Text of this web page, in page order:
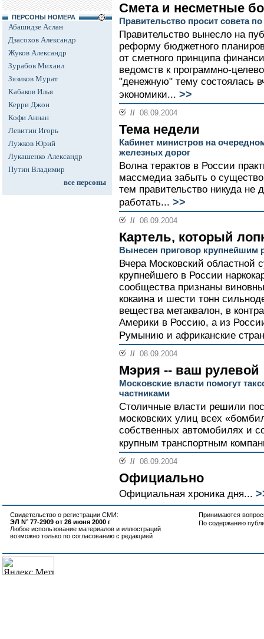
ПЕРСОНЫ НОМЕРА
Абашидзе Аслан
Дзасохов Александр
Жуков Александр
Зурабов Михаил
Зязиков Мурат
Кабаков Илья
Керри Джон
Кофи Аннан
Левитин Игорь
Лужков Юрий
Лукашенко Александр
Путин Владимир
все персоны
Смета и несметные
Правительство просит совета
Правительство вынесло на
реформу бюджетного
от сметного принципа
ведомств к программно-
"денежную" тему состоялась
экономики... >>
// 08.09.2004
Тема недели
Кабинет министров на
железных дорог
Волна терактов в России
массмедиа забыть о
тем правительство никуда не
работать... >>
// 08.09.2004
Картель, который
Вынесен приговор крупнейшим
Вчера Московский областной
крупнейшего в России
сообщества признаны
кокаина и шести тонн
вещества метаквалон, в
Америки в Россию, а из
Румынию и африканские
// 08.09.2004
Мэрия -- ваш рулевой
Московские власти помогут
частниками
Столичные власти решили
московских улиц всех
собственных автомобилях и
крупным транспортным
// 08.09.2004
Официально
Официальная хроника дня...
Свидетельство о регистрации СМИ:
ЭЛ N° 77-2909 от 26 июня 2000 г
Любое использование материалов и иллюстраций
возможно только по согласованию с редакцией
Принимаются
По содержанию